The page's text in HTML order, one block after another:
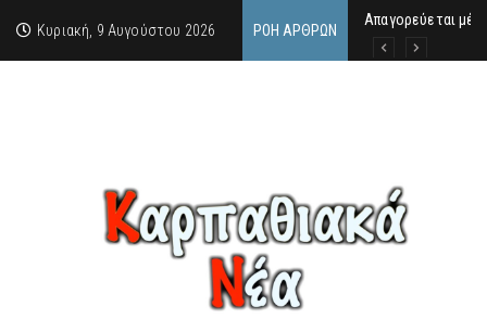
Κυριακή, 9 Αυγούστου 2026 ΡΟΉ ΆΡΘΡΩΝ
Απαγορεύεται
ΙΜΜΑΚΟΛΑΤΑ: 300
9 Αυγούστου 2026: